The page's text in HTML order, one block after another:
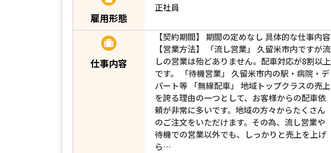
雇用形態
正社員
仕事内容
【契約期間】 期間の定めなし 具体的な仕事内容
【営業方法】 「流し営業」 久留米市内ですが流
しの営業は殆どありません。配車対応が8割以上
です。 「待機営業」 久留米市内の駅・病院・デ
パート等 「無線配車」 地域トップクラスの売上
を誇る理由の一つとして、お客様からの配車依
頼が非常に多いです。地域の方々からたくさん
のご注文をいただけます。その為、流し営業や
待機での営業以外でも、しっかりと売上を上げ
ら…